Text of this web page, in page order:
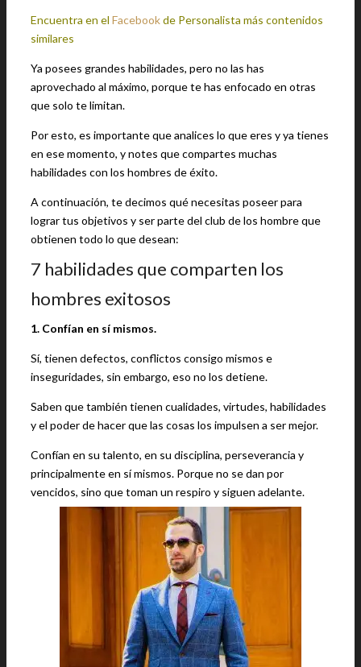
Encuentra en el Facebookde Personalista más contenidos
similares
Ya posees grandes habilidades, pero no las has
aprovechado al máximo, porque te has enfocado en otras
que solo te limitan.
Por esto, es importante que analices lo que eres y ya tienes
en ese momento, y notes que compartes muchas
habilidades con los hombres de éxito.
A continuación, te decimos qué necesitas poseer para
lograr tus objetivos y ser parte del club de los hombre que
obtienen todo lo que desean:
7 habilidades que comparten los
hombres exitosos
1. Confían en sí mismos.
Sí, tienen defectos, conflictos consigo mismos e
inseguridades, sin embargo, eso no los detiene.
Saben que también tienen cualidades, virtudes, habilidades
y el poder de hacer que las cosas los impulsen a ser mejor.
Confían en su talento, en su disciplina, perseverancia y
principalmente en sí mismos. Porque no se dan por
vencidos, sino que toman un respiro y siguen adelante.